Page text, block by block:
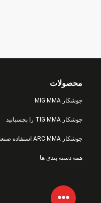
محصولات
جوشکار MIG MMA
جوشکار TIG MMA را بچسبانید
جوشکار ARC MMA استفاده صنعتی
همه دسته بندی ها